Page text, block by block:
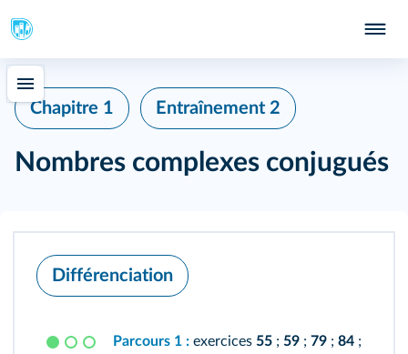
Chapitre 1 Entraînement 2
Nombres complexes conjugués
Différenciation
Parcours 1 : exercices 55 ; 59 ; 79 ; 84 ;